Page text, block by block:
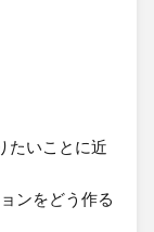
です。あとは
れる」という
トを配置
クションを選
その8個を網
して表示した
要がありま
があります。
とには判断で
くは記号を表
る感じです。
るかと思った
たいことに近
ンをどう作る